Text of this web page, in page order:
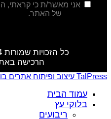
אני מאשר/ת כי קראתי,
של האתר.
כל הזכויות שמורות PIC 4 YOU 2024 ©️
הרכישה
TalPress עיצוב ופיתוח אתרים בוורדפרס
עמוד הבית
בלוקי עץ
ריבועים